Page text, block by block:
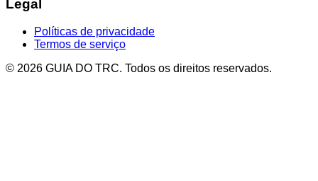
Legal
Políticas de privacidade
Termos de serviço
© 2026 GUIA DO TRC. Todos os direitos reservados.